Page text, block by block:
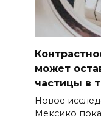
может
частицы в
Новое
Мексико